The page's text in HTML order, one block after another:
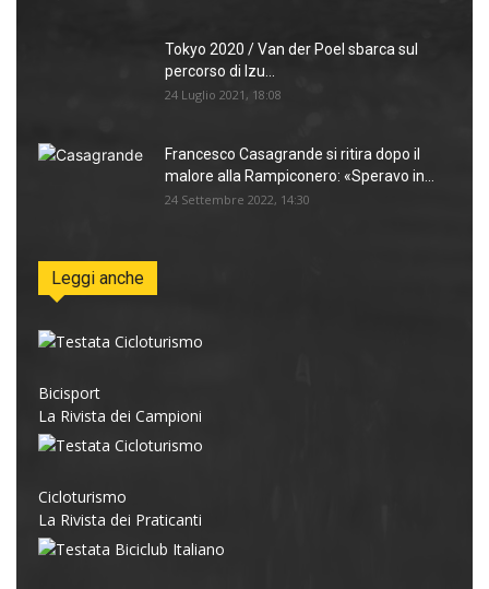
Tokyo 2020 / Van der Poel sbarca sul
percorso di Izu...
24 Luglio 2021, 18:08
Francesco Casagrande si ritira dopo il
malore alla Rampiconero: «Speravo in...
24 Settembre 2022, 14:30
Leggi anche
Bicisport
La Rivista dei Campioni
Cicloturismo
La Rivista dei Praticanti